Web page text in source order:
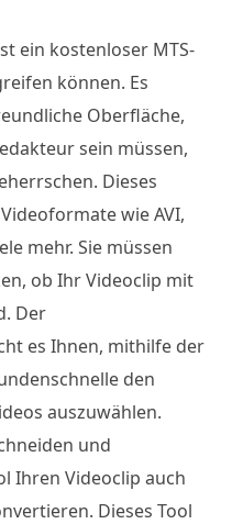
ein kostenloser MTS-
können. Es
Oberfläche,
sein müssen,
Dieses
wie AVI,
mehr. Sie müssen
ob Ihr Videoclip mit
Der
es Ihnen, mithilfe der
den
auszuwählen.
und
Ihren Videoclip auch
Dieses Tool